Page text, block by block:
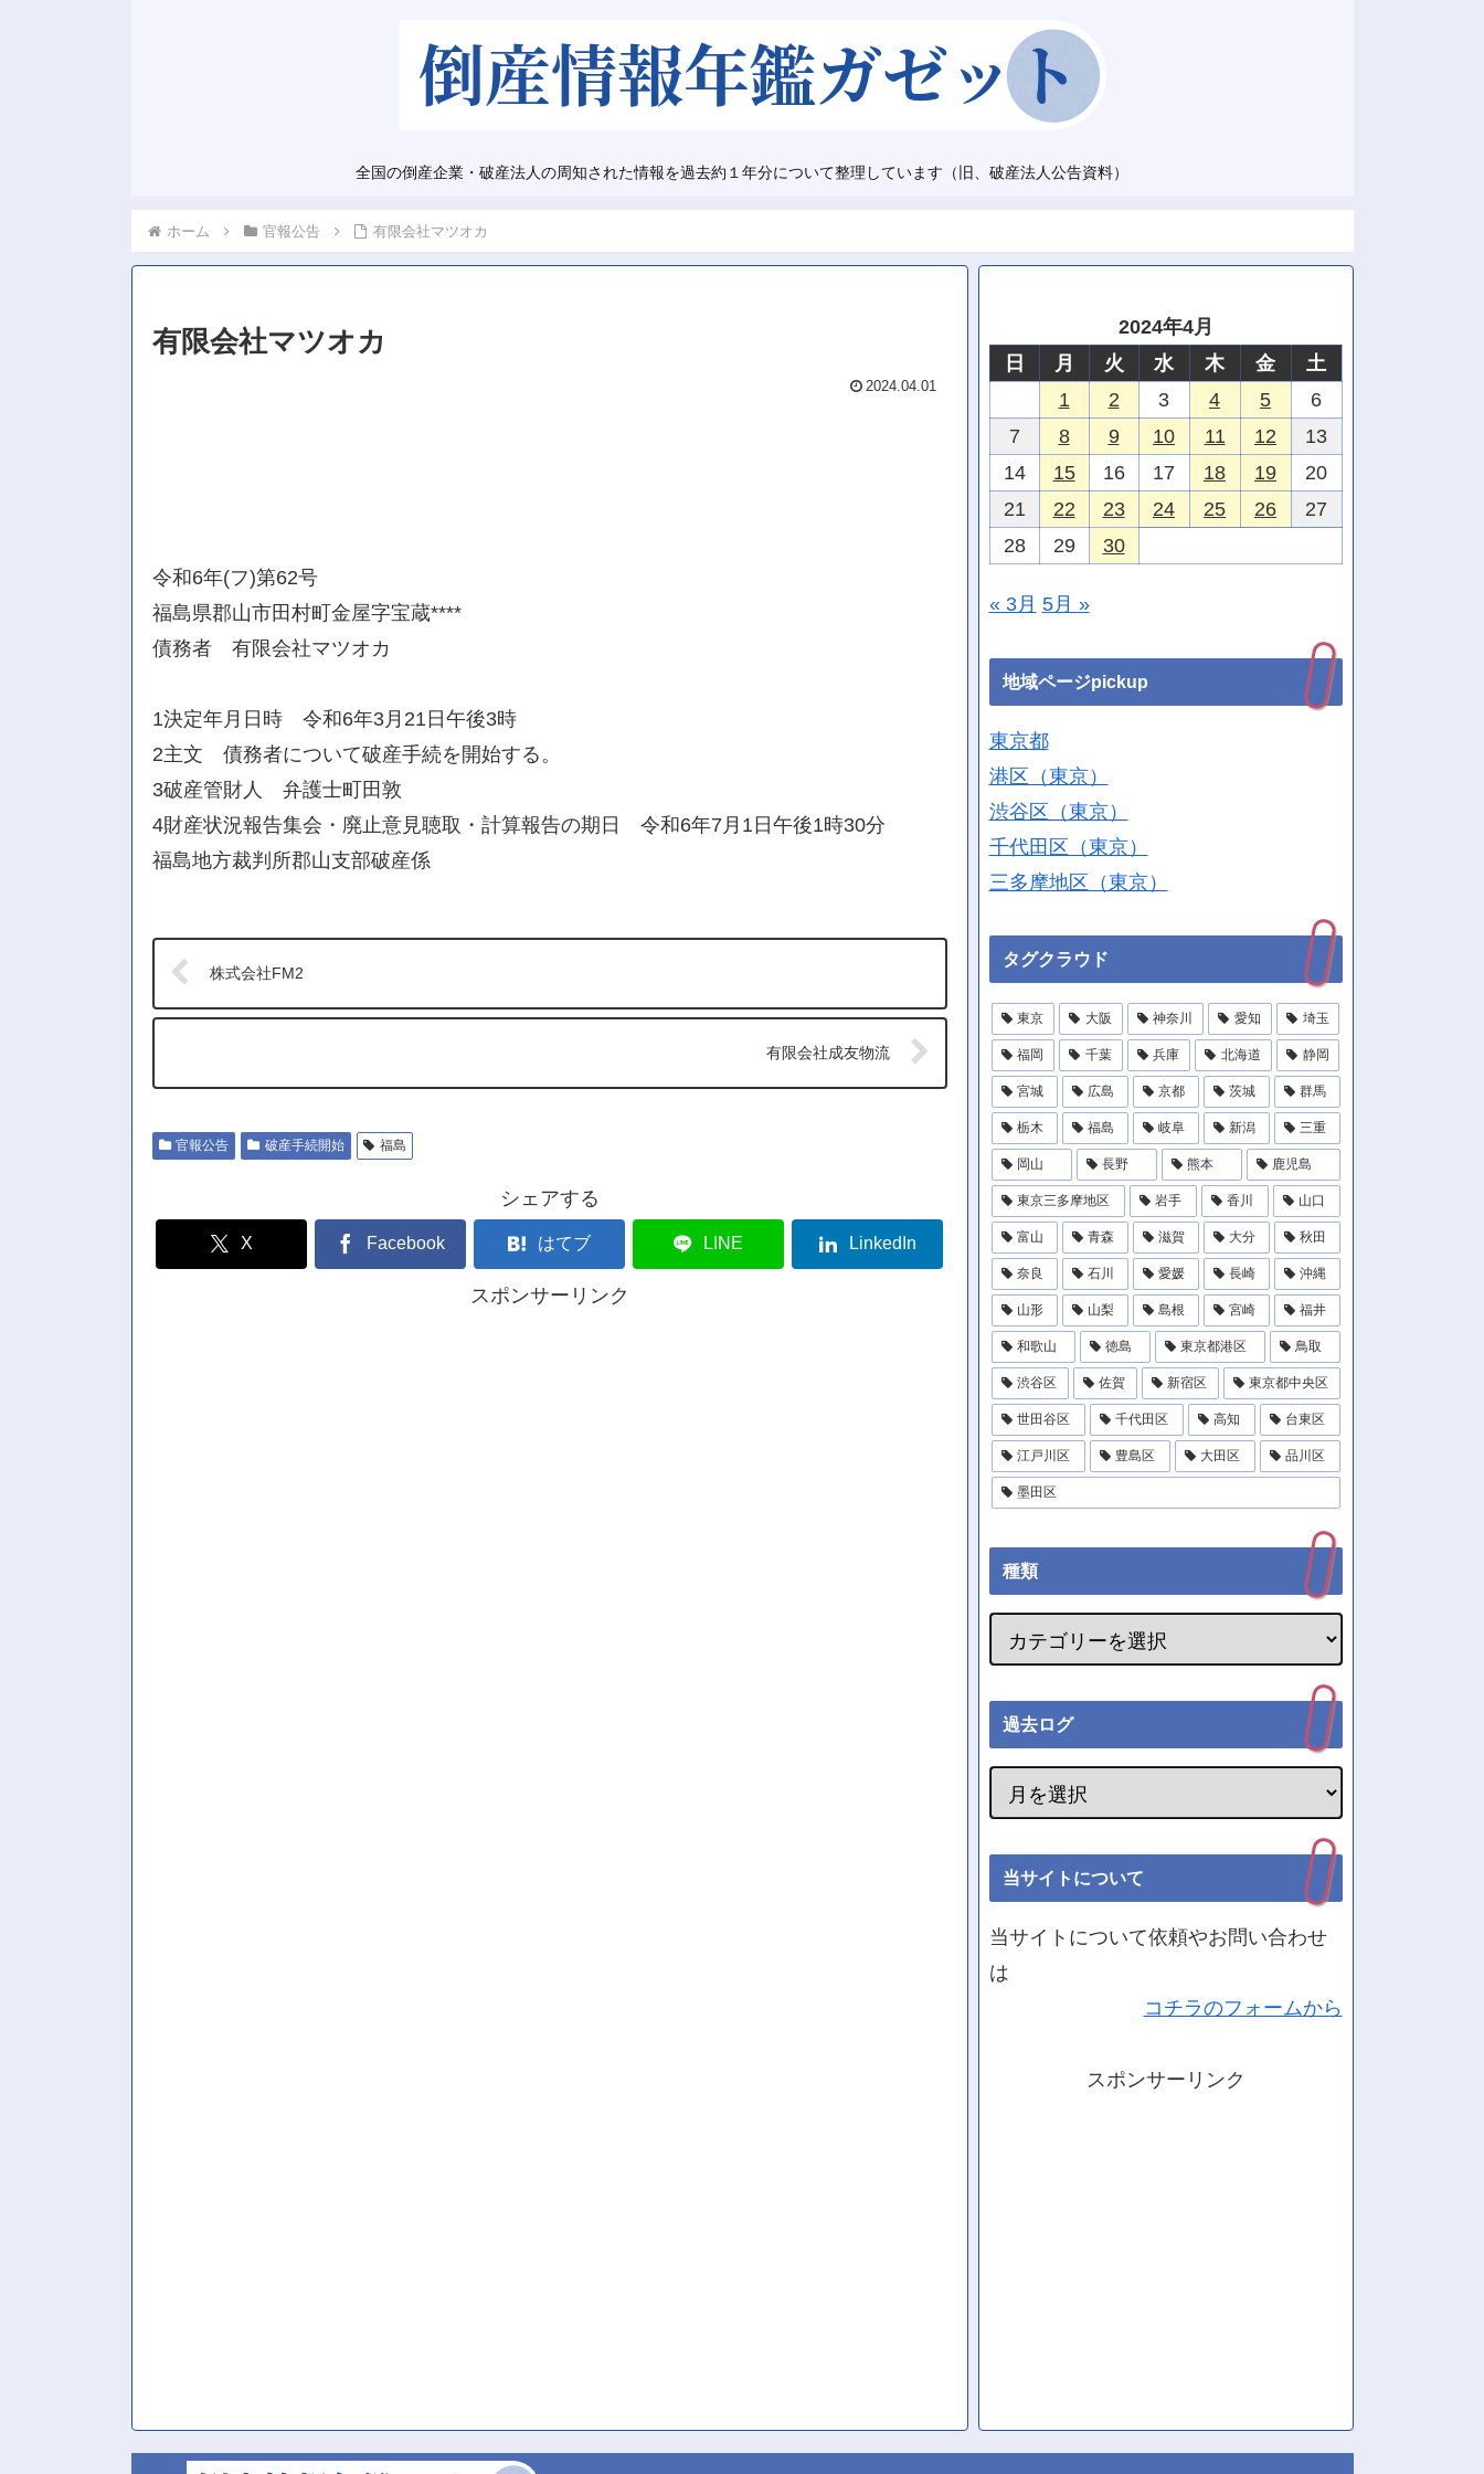
全国の倒産企業・破産法人の周知された情報を過去約１年分について整理しています（旧、破産法人公告資料）
ホーム 官報公告 有限会社マツオカ
有限会社マツオカ
2024.04.01
令和6年(フ)第62号
福島県郡山市田村町金屋字宝蔵****
債務者 有限会社マツオカ
1決定年月日時 令和6年3月21日午後3時
2主文 債務者について破産手続を開始する。
3破産管財人 弁護士町田敦
4財産状況報告集会・廃止意見聴取・計算報告の期日 令和6年7月1日午後1時30分
福島地方裁判所郡山支部破産係
株式会社FM2
有限会社成友物流
官報公告 破産手続開始 福島
シェアする
X Facebook はてブ LINE LinkedIn
スポンサーリンク
2024年4月
日
月 火 水 木 金
土
1
2 3 4 5
6
7
8 9 10 11 12
13
14
15 16 17 18 19
20
21
22 23 24 25 26
27
28
29 30
« 3月 5月 »
地域ページpickup
東京都
港区（東京）
渋谷区（東京）
千代田区（東京）
三多摩地区（東京）
タグクラウド
東京 大阪 神奈川 愛知 埼玉
福岡 千葉 兵庫 北海道 静岡
宮城 広島 京都 茨城 群馬
栃木 福島 岐阜 新潟 三重
岡山 長野 熊本 鹿児島
東京三多摩地区 岩手 香川 山口
富山 青森 滋賀 大分 秋田
奈良 石川 愛媛 長崎 沖縄
山形 山梨 島根 宮崎 福井
和歌山 徳島 東京都港区 鳥取
渋谷区 佐賀 新宿区 東京都中央区
世田谷区 千代田区 高知 台東区
江戸川区 豊島区 大田区 品川区
墨田区
種類
過去ログ
当サイトについて
当サイトについて依頼やお問い合わせ
は
コチラのフォームから
スポンサーリンク